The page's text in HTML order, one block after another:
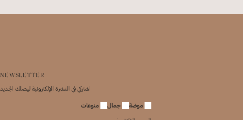
NEWSLETTER
اشتركي في النشرة الإلكترونية ليصلك الجديد
موضة جمال منوعات